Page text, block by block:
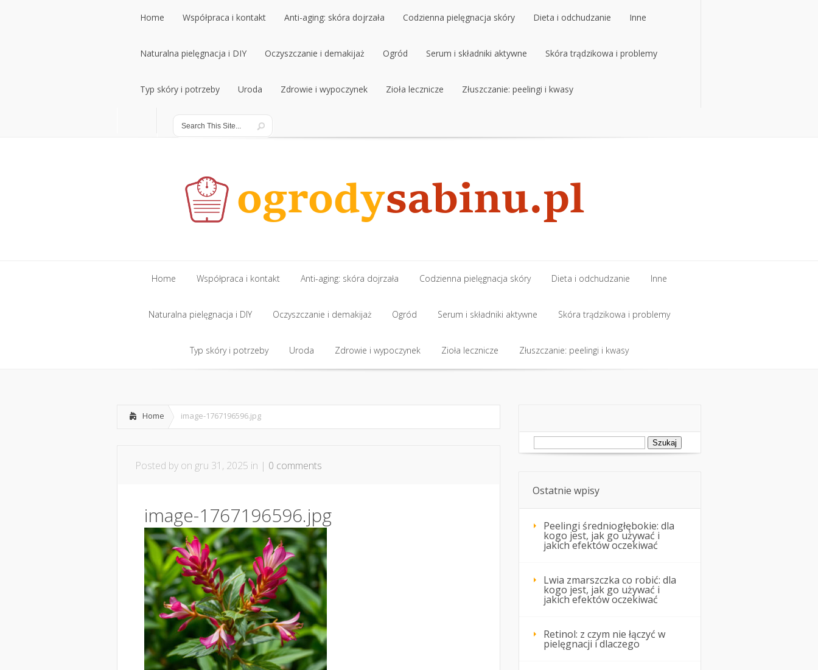
Home
Home
Współpraca i kontakt
Współpraca i kontakt
Anti-aging: skóra dojrzała
Anti-aging: skóra dojrzała
Codzienna pielęgnacja skóry
Codzienna pielęgnacja skóry
Dieta i odchudzanie
Dieta i odchudzanie
Inne
Inne
Naturalna pielęgnacja i DIY
Naturalna pielęgnacja i DIY
Oczyszczanie i demakijaż
Oczyszczanie i demakijaż
Ogród
Ogród
Serum i składniki aktywne
Serum i składniki aktywne
Skóra trądzikowa i problemy
Skóra trądzikowa i problemy
Typ skóry i potrzeby
Typ skóry i potrzeby
Uroda
Uroda
Zdrowie i wypoczynek Zioła lecznicze Złuszczanie: peelingi i kwasy
Home
Home
Współpraca i kontakt
Współpraca i kontakt
Anti-aging: skóra dojrzała
Anti-aging: skóra dojrzała
Codzienna pielęgnacja skóry
Codzienna pielęgnacja skóry
Dieta i odchudzanie
Dieta i odchudzanie
Inne
Inne
Naturalna pielęgnacja i DIY
Naturalna pielęgnacja i DIY
Oczyszczanie i demakijaż
Oczyszczanie i demakijaż
Ogród
Ogród
Serum i składniki aktywne
Serum i składniki aktywne
Skóra trądzikowa i problemy
Skóra trądzikowa i problemy
Typ skóry i potrzeby Uroda Zdrowie i wypoczynek Zioła lecznicze Złuszczanie: peelingi i kwasy
Home image-1767196596.jpg
Posted by on gru 31, 2025 in | 0 comments
image-1767196596.jpg
Szukaj:
Ostatnie wpisy
Peelingi średniogłębokie: dla
kogo jest, jak go używać i
jakich efektów oczekiwać
Lwia zmarszczka co robić: dla
kogo jest, jak go używać i
jakich efektów oczekiwać
Retinol: z czym nie łączyć w
pielęgnacji i dlaczego